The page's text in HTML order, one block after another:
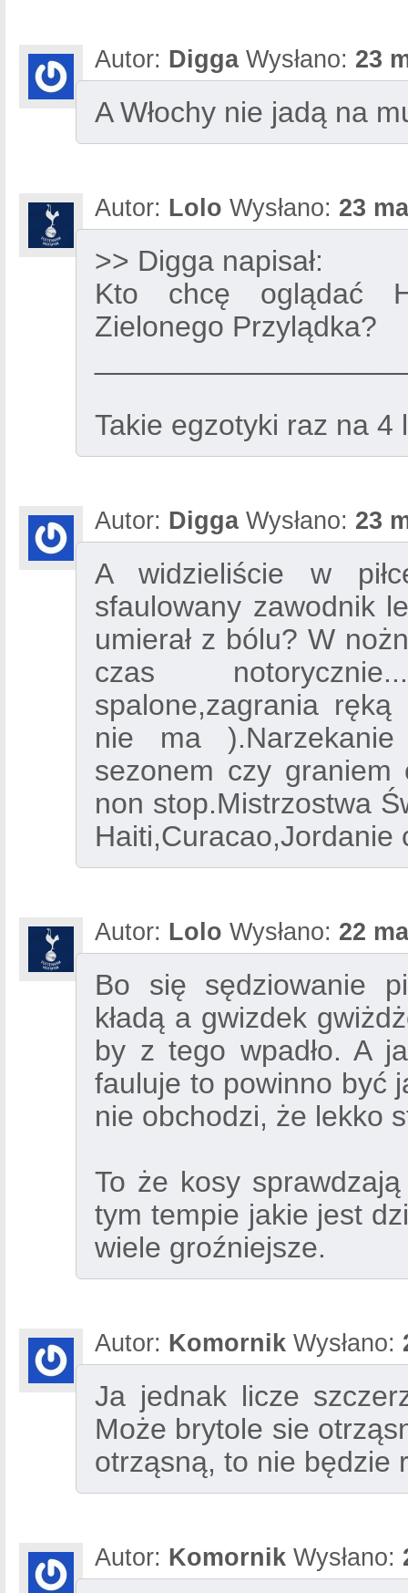
Autor: DiggaWysłano: 23
A Włochy nie jadą na
Autor: Lolo Wysłano: 23
>> Digga napisał:
Kto chcę oglądać
Zielonego Przylądka?
Takie egzotyki raz na
Autor: DiggaWysłano: 23
A widzieliście w
sfaulowany zawodnik
umierał z bólu? W
czas
spalone,zagrania
nie ma ).Narzekanie
sezonem czy
non stop.Mistrzostwa
Haiti,Curacao,Jordanie
Autor: Lolo Wysłano: 22
Bo się sędziowanie
kładą a gwizdek
by z tego wpadło. A
fauluje to powinno być
nie obchodzi, że lekko
To że kosy
tym tempie jakie jest
wiele groźniejsze.
Autor: Komornik Wysłano:
Ja jednak licze
Może brytole sie
otrząsną, to nie będzie
Autor: Komornik Wysłano: